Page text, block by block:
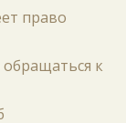
право
к